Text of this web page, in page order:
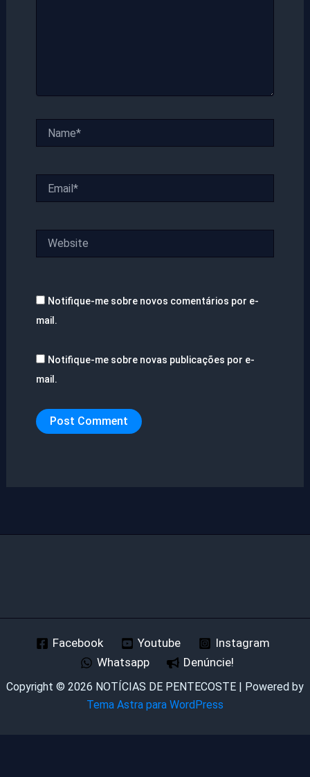
Notifique-me sobre novos comentários por e-
mail.
Notifique-me sobre novas publicações por e-
mail.
Facebook Youtube
Instagram
Whatsapp
Denúncie!
Copyright © 2026 NOTÍCIAS DE PENTECOSTE | Powered by
Tema Astra para WordPress